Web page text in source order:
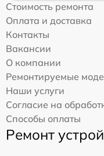
Стоимость ремонта
Оплата и доставка
Контакты
Вакансии
О компании
Ремонтируемые
Наши услуги
Согласие на
Способы оплаты
Ремонт